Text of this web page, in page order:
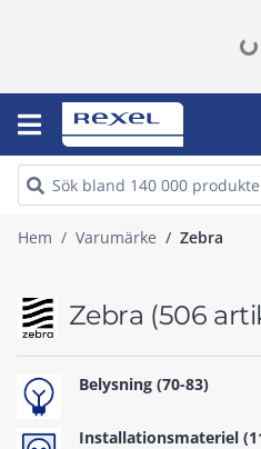
Hem Varumärke Zebra
Zebra (506
Belysning (70-83)
Installationsmateriel